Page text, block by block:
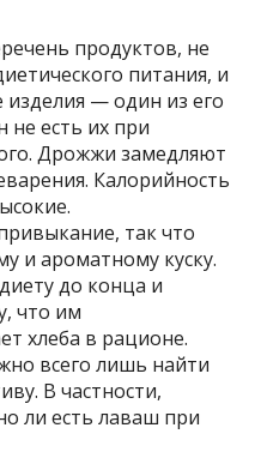
продуктов, не
питания, и
изделия — один из его
не есть их при
Дрожжи замедляют
Калорийность
так что
и ароматному куску.
до конца и
что им
хлеба в рационе.
всего лишь найти
В частности,
ли есть лаваш при